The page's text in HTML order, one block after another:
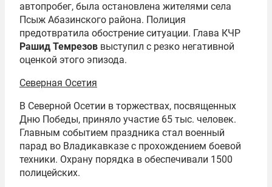
автопробег, была остановлена жителями села
Псыж Абазинского района. Полиция
предотвратила обострение ситуации. Глава КЧР
Рашид Темрезов выступил с резко негативной
оценкой этого эпизода.
Северная Осетия
В Северной Осетии в торжествах, посвященных
Дню Победы, приняло участие 65 тыс. человек.
Главным событием праздника стал военный
парад во Владикавказе с прохождением боевой
техники. Охрану порядка в обеспечивали 1500
полицейских.